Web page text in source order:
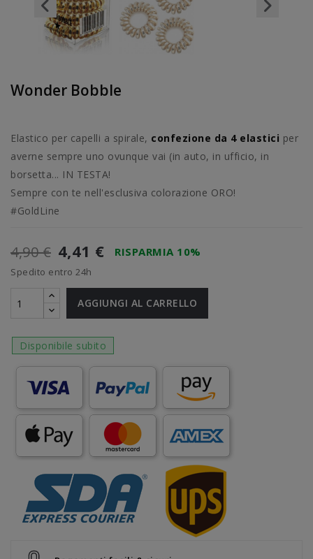
Wonder Bobble
Elastico per capelli a spirale, confezione da 4 elastici per
averne sempre uno ovunque vai (in auto, in ufficio, in
borsetta... IN TESTA!
Sempre con te nell'esclusiva colorazione ORO!
#GoldLine
4,90 € 4,41 € RISPARMIA 10%
Spedito entro 24h
AGGIUNGI AL CARRELLO
Disponibile subito